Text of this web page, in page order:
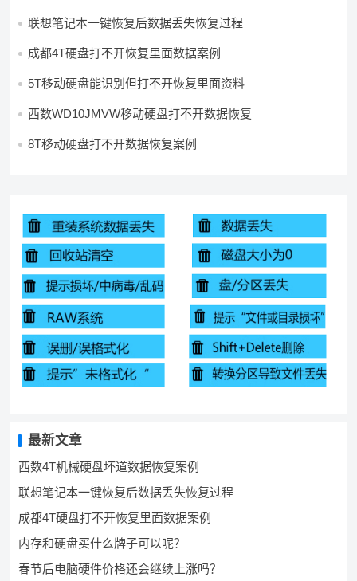
联想笔记本一键恢复后数据丢失恢复过程
成都4T硬盘打不开恢复里面数据案例
5T移动硬盘能识别但打不开恢复里面资料
西数WD10JMVW移动硬盘打不开数据恢复
8T移动硬盘打不开数据恢复案例
最新文章
西数4T机械硬盘坏道数据恢复案例
联想笔记本一键恢复后数据丢失恢复过程
成都4T硬盘打不开恢复里面数据案例
内存和硬盘买什么牌子可以呢？
春节后电脑硬件价格还会继续上涨吗？